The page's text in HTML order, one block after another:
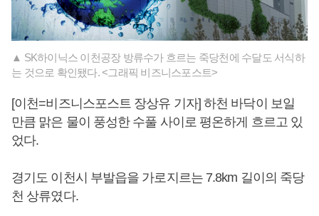
▲ SK하이닉스 이천공장 방류수가 흐르는 죽당천에 수달도 서식하
는 것으로 확인됐다. <그래픽 비즈니스포스트>
[이천=비즈니스포스트 장상유 기자] 하천 바닥이 보일
만큼 맑은 물이 풍성한 수풀 사이로 평온하게 흐르고 있
었다.
경기도 이천시 부발읍을 가로지르는 7.8km 길이의 죽당
천 상류였다.